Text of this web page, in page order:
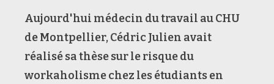
Aujourd'hui médecin du travail au CHU
de Montpellier, Cédric Julien avait
réalisé sa thèse sur le risque du
workaholisme chez les étudiants en